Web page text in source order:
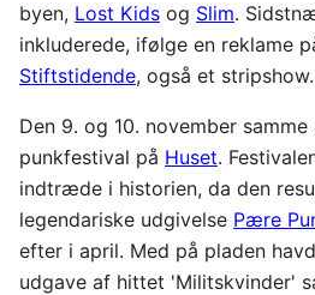
byen, Lost Kids og Slim.
inkluderede, ifølge en reklame
Stiftstidende, også et stripshow.
Den 9. og 10. november
punkfestival på Huset.
indtræde i historien, da den
legendariske udgivelse Pære
efter i april. Med på pladen
udgave af hittet 'Militskvinder'